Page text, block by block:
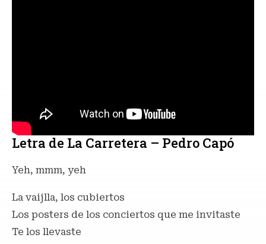
Letra de La Carretera – Pedro Capó
Yeh, mmm, yeh
La vaijlla, los cubiertos
Los posters de los conciertos que me invitaste
Te los llevaste